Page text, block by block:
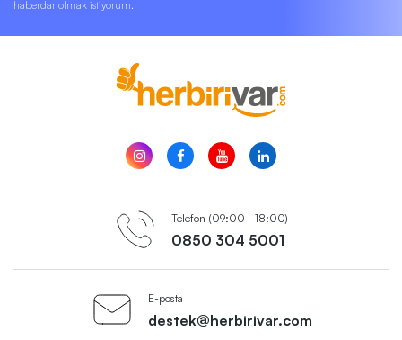
haberdar olmak istiyorum.
Telefon (09:00 - 18:00)
0850 304 5001
E-posta
destek@herbirivar.com